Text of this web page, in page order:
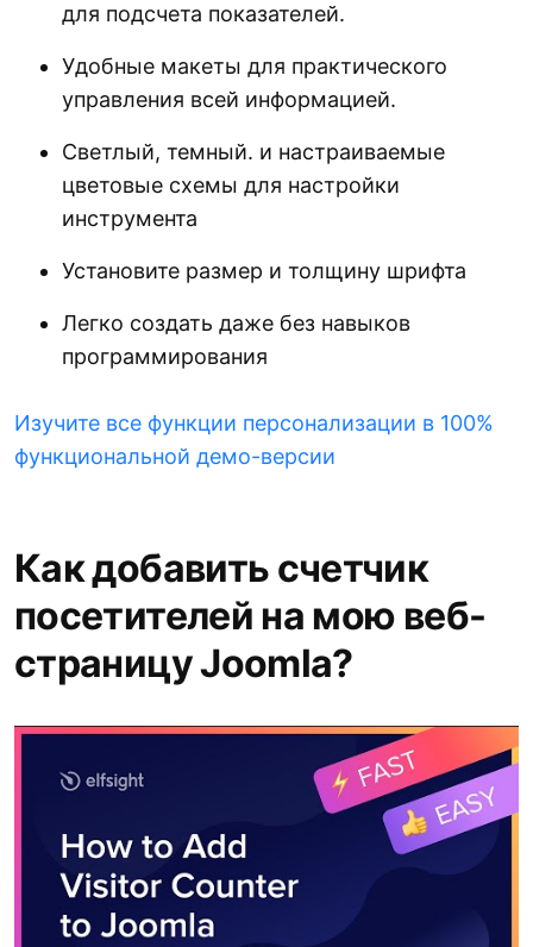
для подсчета показателей.
Удобные макеты для практического
управления всей информацией.
Светлый, темный. и настраиваемые
цветовые схемы для настройки
инструмента
Установите размер и толщину шрифта
Легко создать даже без навыков
программирования
Изучите все функции персонализации в 100%
функциональной демо-версии
Как добавить счетчик
посетителей на мою веб-
страницу Joomla?